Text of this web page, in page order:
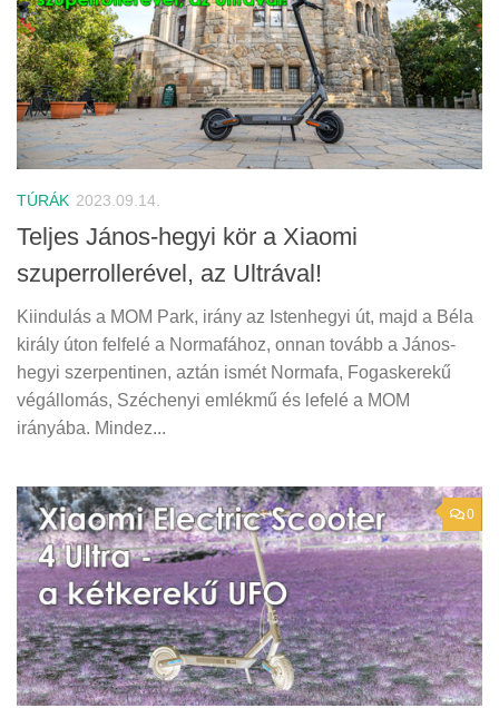
TÚRÁK 2023.09.14.
Teljes János-hegyi kör a Xiaomi
szuperrollerével, az Ultrával!
Kiindulás a MOM Park, irány az Istenhegyi út, majd a Béla
király úton felfelé a Normafához, onnan tovább a János-
hegyi szerpentinen, aztán ismét Normafa, Fogaskerekű
végállomás, Széchenyi emlékmű és lefelé a MOM
irányába. Mindez...
0